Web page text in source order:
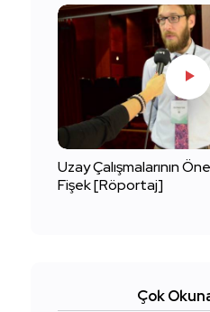
Uzay Çalışmalarının
Fişek [Röportaj]
Çok